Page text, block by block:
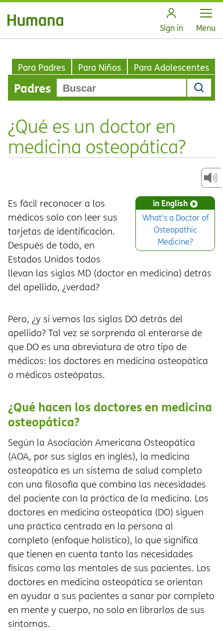
Sign in Open
Menu
Para Padres Para Niños Para Adolescentes
Padres
¿Qué es un doctor en
medicina osteopática?
in English
What's a Doctor of
Osteopathic
Medicine?
Es fácil reconocer a los
médicos solo con leer sus
tarjetas de identificación.
Después de todo, en
Estados Unidos todos
llevan las siglas MD (doctor en medicina) detrás
del apellido, ¿verdad?
Pero, ¿y si vemos las siglas DO detrás del
apellido? Tal vez se sorprenda al enterarse de
que DO es una abreviatura de otro tipo de
médicos: los doctores en medicina osteopática
o médicos osteópatas.
¿Qué hacen los doctores en medicina
osteopática?
Según la Asociación Americana Osteopática
(AOA, por sus siglas en inglés), la medicina
osteopática es un sistema de salud completo
con una filosofía que combina las necesidades
del paciente con la práctica de la medicina. Los
doctores en medicina osteopática (DO) siguen
una práctica centrada en la persona al
completo (enfoque holístico), lo que significa
que tienen en cuenta tanto las necesidades
físicas como las mentales de sus pacientes. Los
doctores en medicina osteopática se orientan
en ayudar a sus pacientes a sanar por completo
en mente y cuerpo, no solo en librarlos de sus
síntomas.